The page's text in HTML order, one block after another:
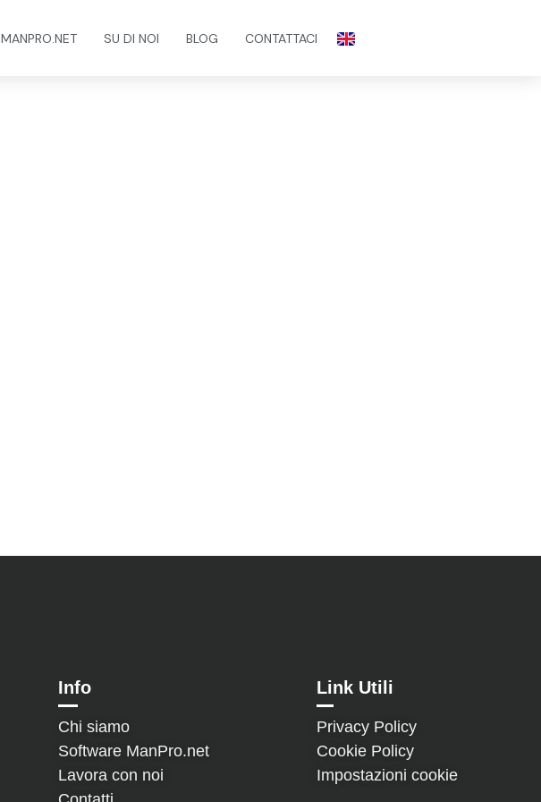
MANPRO.NET SU DI NOI BLOG CONTATTACI
Info
Chi siamo
Software ManPro.net
Lavora con noi
Link Utili
Privacy Policy
Cookie Policy
Impostazioni cookie